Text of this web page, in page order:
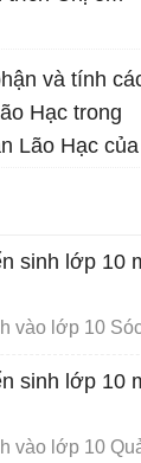
và tính
Hạc trong
Lão Hạc của
sinh lớp 10
vào lớp 10
sinh lớp 10
vào lớp 10